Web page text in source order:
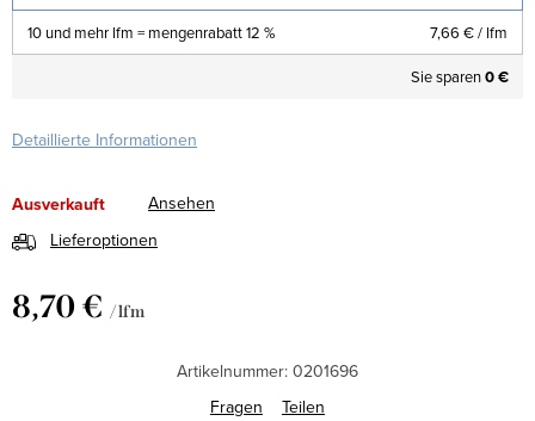
10 und mehr lfm = mengenrabatt 12 % 7,66 €/ lfm
Sie sparen0 €
Detaillierte Informationen
Ausverkauft
Ansehen
Lieferoptionen
8,70 € / lfm
Artikelnummer: 0201696
Fragen
Teilen